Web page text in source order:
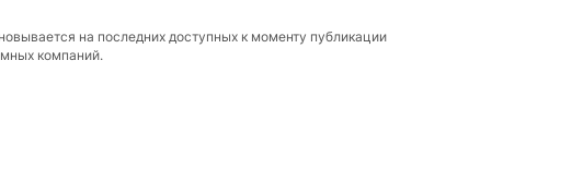
на последних доступных к моменту публикации
компаний.